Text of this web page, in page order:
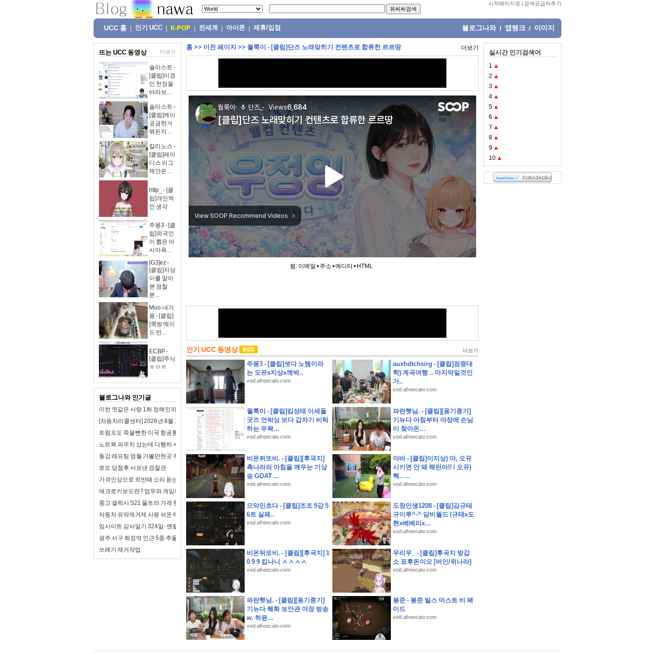
시작페이지로 | 검색공급자추가
UCC 홈 인기 UCC K-POP 전세계 아이폰 제휴/입점 블로그나와 / 앱랭크 / 이미지
뜨는 UCC 동영상 더보기
솔리스트 -
[클립]이경
민 천장을
바라보...
솔리스트 -
[클립]케이
궁금한거
뭐든지...
칼리노스 -
[클립]레이
디스 리그
제안은...
http_ - [클
립]개인적
인 생각
주몽3 - [클
립]외국인
이 뽑은 아
시아욕...
[G3]ez -
[클립]지상
이를 알아
본 경찰
분...
Moo.내가
용 - [클립]
[쿡방 메이
드 반...
ECBP -
[클립]주식
ㅎㅇㄹ
블로그나와 인기글
이런 엿같은 사랑 1화 정해인의 첫사랑 맑눈광 하영 누구였냐고 나는?
[자동차리콜센터] 2026년 8월 1주차 자동차 리콜 및 무상 수리 안내
트럼프도 죽을뻔한 미국 항공통제 시스템
노트북 파우치 샀는데 다행히 사이즈가 맞음
동강 래프팅 영월 가볼만한곳 추천
로또 당첨후 사표낸 경찰관
가격인상으로 르반떼 소리 듣는 아반떼 풀체인지 사전예약 결과는 반전이었다
매크로키보드란? 업무와 게임에서 제대로 활용
중고 갤럭시 S21 울트라 가격 현재 평균 얼마나 될까
자동차 유막제거제 사용 쉬운 타입 추천
임사이트 감사일기 324일- 멘탈이 조금 좋아져서
광주 서구 화정역 인근 5중 추돌...사상자 6명
쓰레기 제거작업
홈 >> 이전 페이지 >> 월룩이 - [클립]단즈 노래맞히기 컨텐츠로 합류한 르르땅 더보기
펌: 이메일 • 주소 •에디터 • HTML
인기 UCC 동영상 더보기
주몽3 - [클립]셋다 노템이라
는 오뀨x지상x깨박..
vod.afreecatv.com
auxhdtchsirg - [클립]점중대
학) 계곡여행 .. 마지막일것인
가..
vod.afreecatv.com
월룩이 - [클립]킴성태 이세돌
굿즈 언박싱 보다 갑자기 비틱
하는 우왁...
vod.afreecatv.com
파란햇님. - [클립][옹기종기]
기뉴다 아침부터 야장에 손님
이 찾아온...
vod.afreecatv.com
비온뒤또비. - [클립][후국지]
촉나라의 아침을 깨우는 기상
송 GOAT ...
vod.afreecatv.com
야바 - [클립]이지상) 야, 오뀨
시키면 안 돼 해린아!! / 오뀨)
헥.. ...
vod.afreecatv.com
으악민초다 - [클립]조조 9강 5
6트 실패..
vod.afreecatv.com
도창인생1208 - [클립]김규태
규이루^-^ 담비월드 (규태x도
현x베베리x...
vod.afreecatv.com
비온뒤또비. - [클립][후국지] 1
0 9 9 킴나니 ㅅㅅㅅㅅ
vod.afreecatv.com
우리우_ - [클립]후국지 방갑
소 표후돈이오 [버인/위나라]
vod.afreecatv.com
파란햇님. - [클립][옹기종기]
기뉴다 혜화 보안관 야장 방송
w. 하윤...
vod.afreecatv.com
봉준 - 봉준 빌스 머스트 비 페
이드
vod.afreecatv.com
실시간 인기검색어
1 ▲
2 ▲
3 ▲
4 ▲
5 ▲
6 ▲
7 ▲
8 ▲
9 ▲
10 ▲